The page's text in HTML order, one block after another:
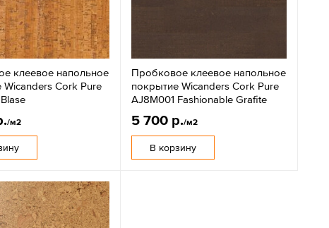
клеевое напольное
Wicanders Cork Pure
/м2
Пробковое клеевое напольное
покрытие Wicanders Cork Pure
AJ8M001 Fashionable Grafite
5 700 р./м2
В корзину